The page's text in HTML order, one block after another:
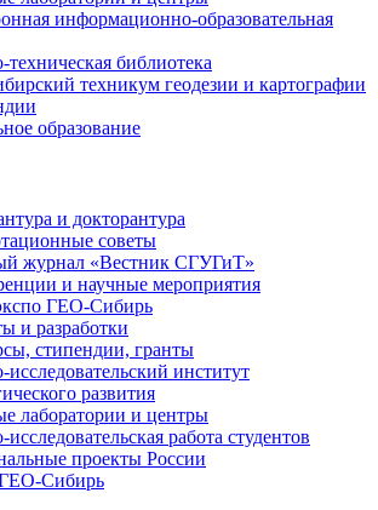
информационно-образовательная
техническая библиотека
техникум геодезии и картографии
образование
и докторантура
советы
журнал «Вестник СГУГиТ»
и научные мероприятия
ГЕО-Сибирь
и разработки
стипендии, гранты
исследовательский институт
развития
лаборатории и центры
работа студентов
проекты России
Сибирь